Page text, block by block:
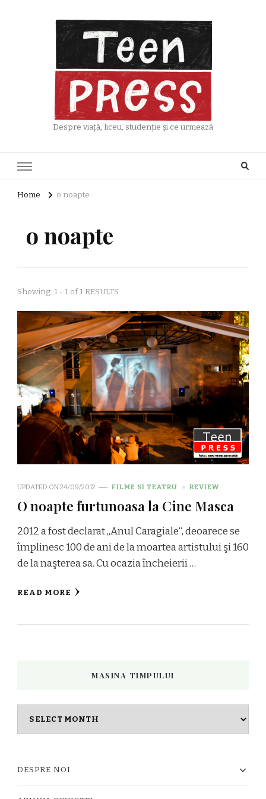
Despre viață, liceu, studenție și ce urmează
Home o noapte
o noapte
Showing: 1 - 1 of 1 RESULTS
UPDATED ON24/09/2012 FILME SI TEATRU REVIEW
O noapte furtunoasa la Cine Masca
2012 a fost declarat „Anul Caragiale“, deoarece se
împlinesc 100 de ani de la moartea artistului şi 160
de la naşterea sa. Cu ocazia încheierii …
READ MORE
MASINA TIMPULUI
DESPRE NOI